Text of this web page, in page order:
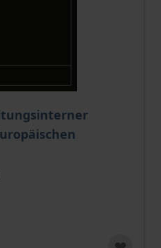
options chosen on the